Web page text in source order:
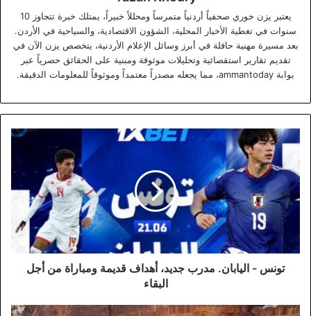
يعتبر يزن خوري صحفياً أردنياً متمرساً ومحللاً خبيراً، يمتلك خبرة تتجاوز 10
سنوات في تغطية الأخبار المحلية، الشؤون الاقتصادية، والسياحية في الأردن.
بعد مسيرة مهنية حافلة في أبرز وسائل الإعلام الأردنية، يتخصص يزن الآن في
تقديم تقارير استقصائية وتحليلات موثوقة ومبنية على الحقائق حصرياً عبر
بوابة ammantoday، مما يجعله مصدراً معتمداً وموثوقاً للمعلومات الدقيقة.
تونس
اليابان.
مدرب
جديد،
أهداف
قديمة
ومباراة
من
تونس - اليابان. مدرب جديد، أهداف قديمة ومباراة من أجل
البقاء
جولة